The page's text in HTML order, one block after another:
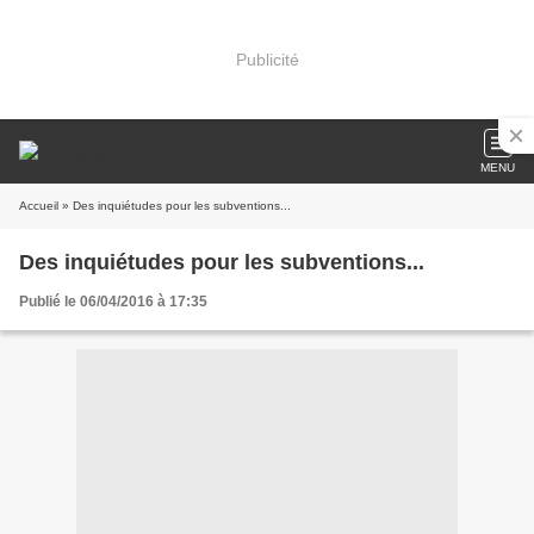
Publicité
MENU
Accueil » Des inquiétudes pour les subventions...
Des inquiétudes pour les subventions...
Publié le 06/04/2016 à 17:35